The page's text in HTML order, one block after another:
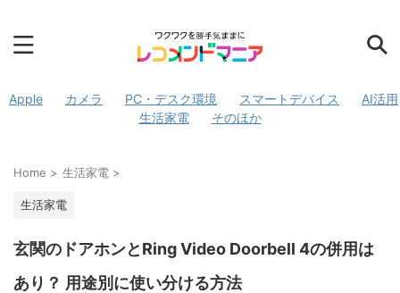
Apple カメラ PC・デスク環境 スマートデバイス
AI活用
生活家電
そのほか
Home > 生活家電 >
生活家電
玄関のドアホンとRing Video Doorbell 4の併用は
あり？ 用途別に使い分ける方法